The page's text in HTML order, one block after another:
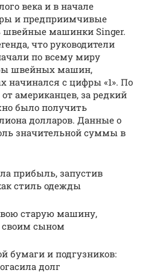
века и в начале
и предприимчивые
швейные машинки Singer.
что руководители
по всему миру
швейных машин,
начинался с цифры «1». По
американцев, за редкий
было получить
долларов. Данные о
значительной суммы в
прибыль, запустив
стиль одежды
старую машину,
своим сыном
бумаги и подгузников:
долг